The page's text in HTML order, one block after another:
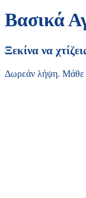
Βασικά
Ξεκίνα να
Δωρεάν λήψη. Μάθε